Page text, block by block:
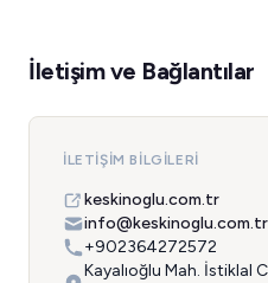
İletişim ve Bağlantılar
İLETIŞIM BILGILERI
keskinoglu.com.tr
info@keskinoglu.com.tr
+902364272572
Kayalıoğlu Mah. İstiklal